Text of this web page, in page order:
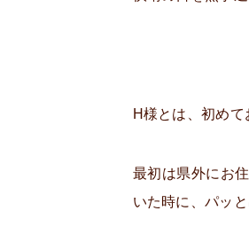
H様とは、初め
最初は県外にお
いた時に、パッ